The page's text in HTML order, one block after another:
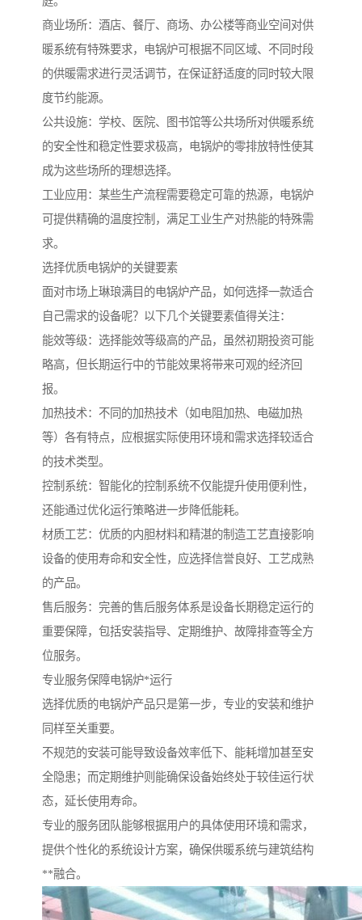
商业场所：酒店、餐厅、商场、办公楼等商业空间对供
暖系统有特殊要求，电锅炉可根据不同区域、不同时段
的供暖需求进行灵活调节，在保证舒适度的同时较大限
度节约能源。
公共设施：学校、医院、图书馆等公共场所对供暖系统
的安全性和稳定性要求极高，电锅炉的零排放特性使其
成为这些场所的理想选择。
工业应用：某些生产流程需要稳定可靠的热源，电锅炉
可提供精确的温度控制，满足工业生产对热能的特殊需
求。
选择优质电锅炉的关键要素
面对市场上琳琅满目的电锅炉产品，如何选择一款适合
自己需求的设备呢？以下几个关键要素值得关注：
能效等级：选择能效等级高的产品，虽然初期投资可能
略高，但长期运行中的节能效果将带来可观的经济回
报。
加热技术：不同的加热技术（如电阻加热、电磁加热
等）各有特点，应根据实际使用环境和需求选择较适合
的技术类型。
控制系统：智能化的控制系统不仅能提升使用便利性，
还能通过优化运行策略进一步降低能耗。
材质工艺：优质的内胆材料和精湛的制造工艺直接影响
设备的使用寿命和安全性，应选择信誉良好、工艺成熟
的产品。
售后服务：完善的售后服务体系是设备长期稳定运行的
重要保障，包括安装指导、定期维护、故障排查等全方
位服务。
专业服务保障电锅炉*运行
选择优质的电锅炉产品只是第一步，专业的安装和维护
同样至关重要。
不规范的安装可能导致设备效率低下、能耗增加甚至安
全隐患；而定期维护则能确保设备始终处于较佳运行状
态，延长使用寿命。
专业的服务团队能够根据用户的具体使用环境和需求，
提供个性化的系统设计方案，确保供暖系统与建筑结构
**融合。